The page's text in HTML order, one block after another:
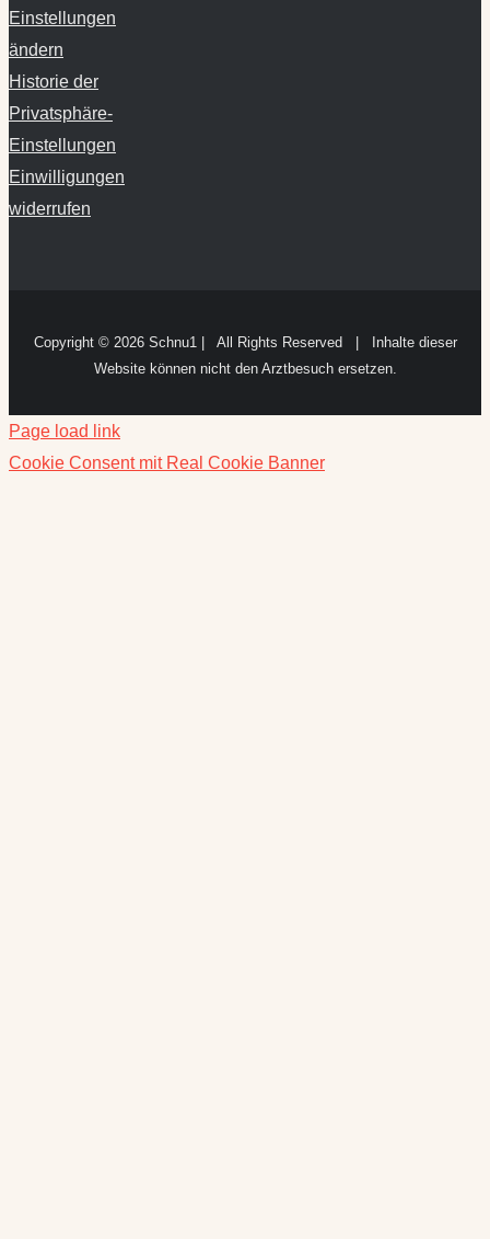
Einstellungen
ändern
Historie der
Privatsphäre-
Einstellungen
Einwilligungen
widerrufen
Copyright © 2026 Schnu1 | All Rights Reserved | Inhalte dieser
Website können nicht den Arztbesuch ersetzen.
Page load link
Cookie Consent mit Real Cookie Banner